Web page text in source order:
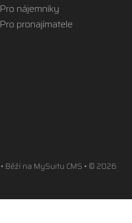
Pro nájemníky
Pro pronajímatele
• Běží na MySuitu CMS • © 2026